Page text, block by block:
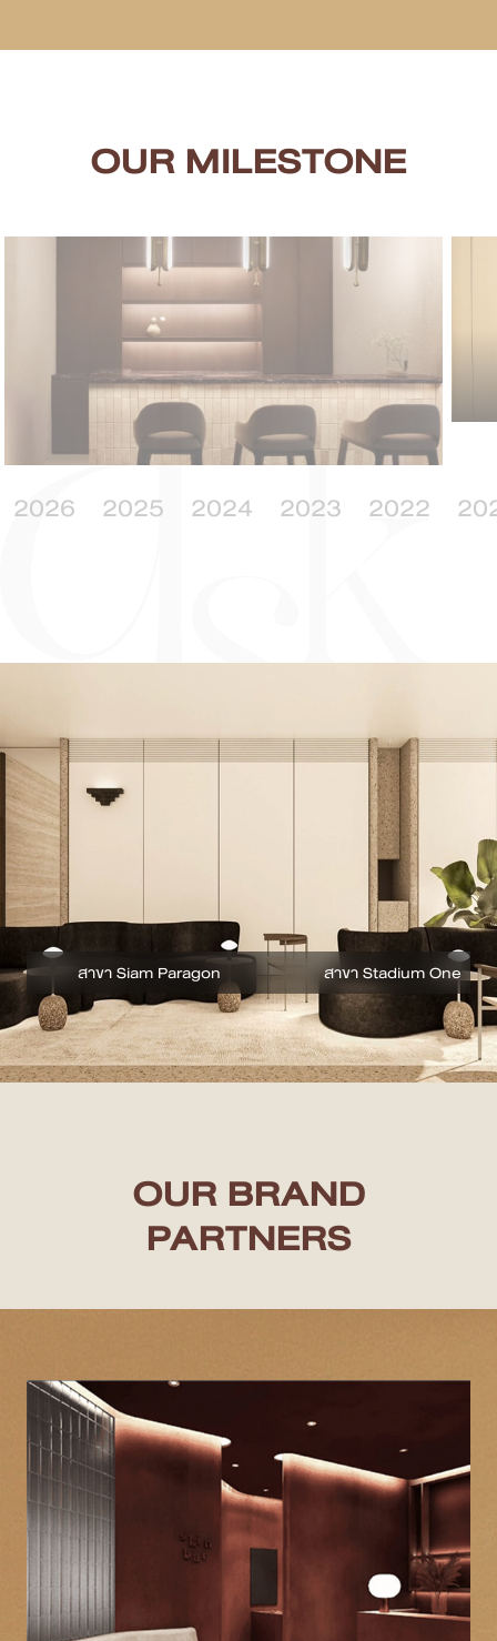
OUR MILESTONE
2026 2025 2024 2023 2022
สาขา Siam Paragon สาขา Stadium One
OUR BRAND
PARTNERS